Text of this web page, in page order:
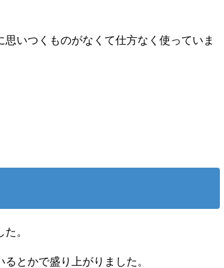
いつくものがなくて仕方なく使っていま
。
とかで盛り上がりました。